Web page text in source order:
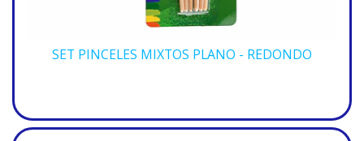
SET PINCELES MIXTOS PLANO - REDONDO